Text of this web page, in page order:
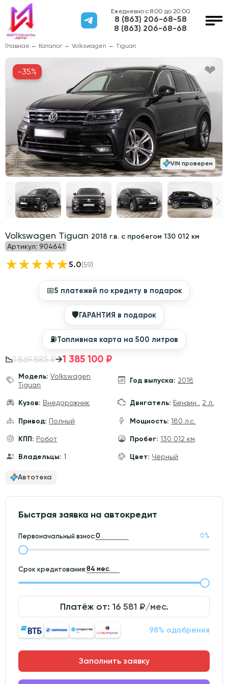
Ежедневно с 8:00 до 20:00
8 (863) 206-68-58
8 (863) 206-68-68
Главная Каталог Volkswagen Tiguan
Volkswagen Tiguan 2018 г.в. с пробегом 130 012 км
Артикул: 904641
★★★★★5.0(59)
📅5 платежей по кредиту в подарок
🛡ГАРАНТИЯ в подарок
⛽️Топливная карта на 500 литров
📉1 869 885 ₽→1 385 100 ₽
Модель: Volkswagen
Tiguan
Год выпуска: 2018
Кузов: Внедорожник Двигатель: Бензин 2 л.
Привод: Полный Мощность: 180 л.с.
КПП: Робот Пробег: 130 012 км
Владельцы: 1 Цвет: Чёрный
Автотека
Быстрая заявка на автокредит
Первоначальный взнос: 0%
Срок кредитования:
Платёж от: 16 581 ₽/мес.
98% одобрения
Заполнить заявку
VIN проверен
-35%